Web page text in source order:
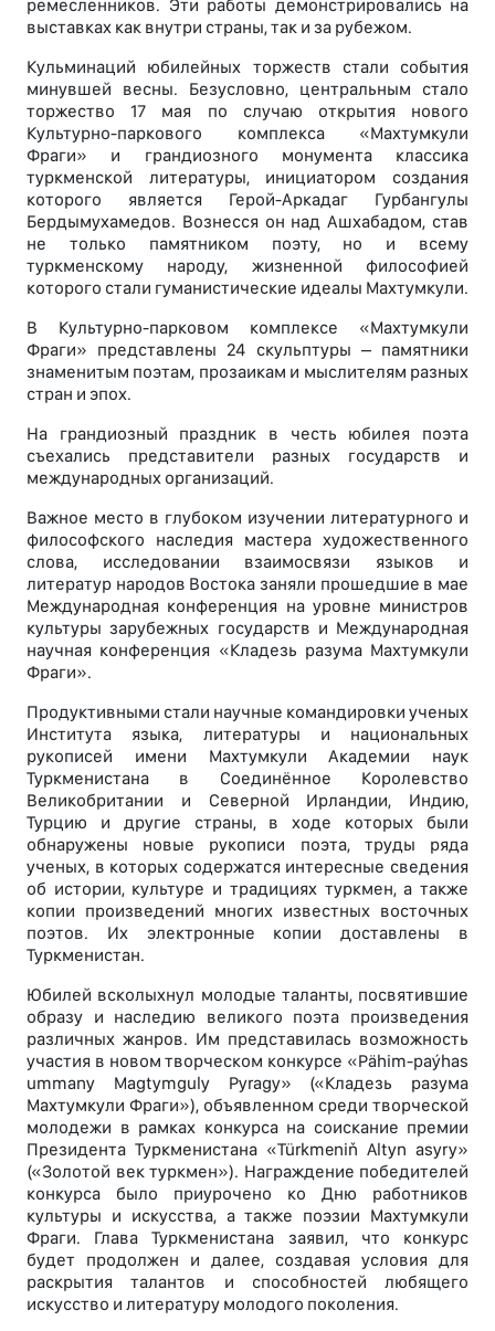
ремесленников. Эти работы демонстрировались на
выставках как внутри страны, так и за рубежом.
Кульминаций юбилейных торжеств стали события
минувшей весны. Безусловно, центральным стало
торжество 17 мая по случаю открытия нового
Культурно-паркового комплекса «Махтумкули
Фраги» и грандиозного монумента классика
туркменской литературы, инициатором создания
которого является Герой-Аркадаг Гурбангулы
Бердымухамедов. Вознесся он над Ашхабадом, став
не только памятником поэту, но и всему
туркменскому народу, жизненной философией
которого стали гуманистические идеалы Махтумкули.
В Культурно-парковом комплексе «Махтумкули
Фраги» представлены 24 скульптуры – памятники
знаменитым поэтам, прозаикам и мыслителям разных
стран и эпох.
На грандиозный праздник в честь юбилея поэта
съехались представители разных государств и
международных организаций.
Важное место в глубоком изучении литературного и
философского наследия мастера художественного
слова, исследовании взаимосвязи языков и
литератур народов Востока заняли прошедшие в мае
Международная конференция на уровне министров
культуры зарубежных государств и Международная
научная конференция «Кладезь разума Махтумкули
Фраги».
Продуктивными стали научные командировки ученых
Института языка, литературы и национальных
рукописей имени Махтумкули Академии наук
Туркменистана в Соединённое Королевство
Великобритании и Северной Ирландии, Индию,
Турцию и другие страны, в ходе которых были
обнаружены новые рукописи поэта, труды ряда
ученых, в которых содержатся интересные сведения
об истории, культуре и традициях туркмен, а также
копии произведений многих известных восточных
поэтов. Их электронные копии доставлены в
Туркменистан.
Юбилей всколыхнул молодые таланты, посвятившие
образу и наследию великого поэта произведения
различных жанров. Им представилась возможность
участия в новом творческом конкурсе «Pähim-paýhas
ummany Magtymguly Pyragy» («Кладезь разума
Махтумкули Фраги»), объявленном среди творческой
молодежи в рамках конкурса на соискание премии
Президента Туркменистана «Türkmeniň Altyn asyry»
(«Золотой век туркмен»). Награждение победителей
конкурса было приурочено ко Дню работников
культуры и искусства, а также поэзии Махтумкули
Фраги. Глава Туркменистана заявил, что конкурс
будет продолжен и далее, создавая условия для
раскрытия талантов и способностей любящего
искусство и литературу молодого поколения.